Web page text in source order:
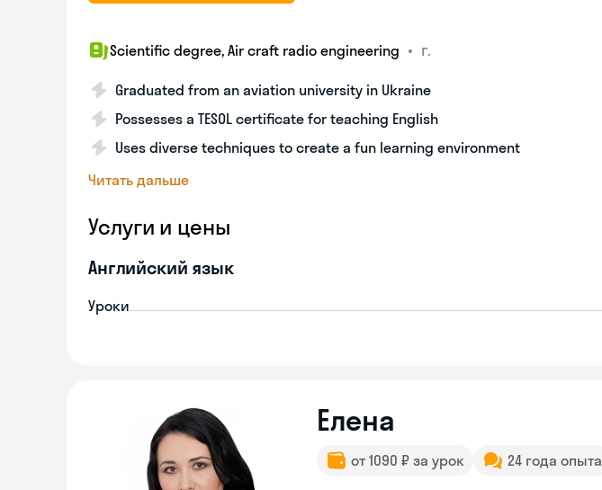
Scientific degree, Air craft radio engineering • г.
Graduated from an aviation university in Ukraine
Possesses a TESOL certificate for teaching English
Uses diverse techniques to create a fun learning environment
Читать дальше
Услуги и цены
Английский язык
Уроки
Eлена
от 1090 ₽ за урок 24 года опыта